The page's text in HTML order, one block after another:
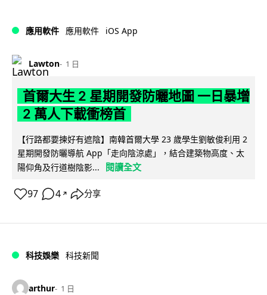
應用軟件 應用軟件 iOS App
Lawton 1 日
首爾大生 2 星期開發防曬地圖 一日暴增
2 萬人下載衝榜首
【行路都要揀好有遮陰】南韓首爾大學 23 歲學生劉敏俊利用 2
星期開發防曬導航 App「走向陰涼處」，結合建築物高度、太
陽仰角及行道樹陰影...
閱讀全文
97 4 ↗ 分享
科技娛樂 科技新聞
arthur 1 日